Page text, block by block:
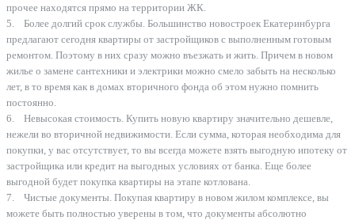
прочее находятся прямо на территории ЖК.
5. Более долгий срок службы. Большинство новостроек Екатеринбурга
предлагают сегодня квартиры от застройщиков с выполненным готовым
ремонтом. Поэтому в них сразу можно въезжать и жить. Причем в новом
жилье о замене сантехники и электрики можно смело забыть на несколько
лет, в то время как в домах вторичного фонда об этом нужно помнить
постоянно.
6. Невысокая стоимость. Купить новую квартиру значительно дешевле,
нежели во вторичной недвижимости. Если сумма, которая необходима для
покупки, у вас отсутствует, то вы всегда можете взять выгодную ипотеку от
застройщика или кредит на выгодных условиях от банка. Еще более
выгодной будет покупка квартиры на этапе котлована.
7. Чистые документы. Покупая квартиру в новом жилом комплексе, вы
можете быть полностью уверены в том, что документы абсолютно